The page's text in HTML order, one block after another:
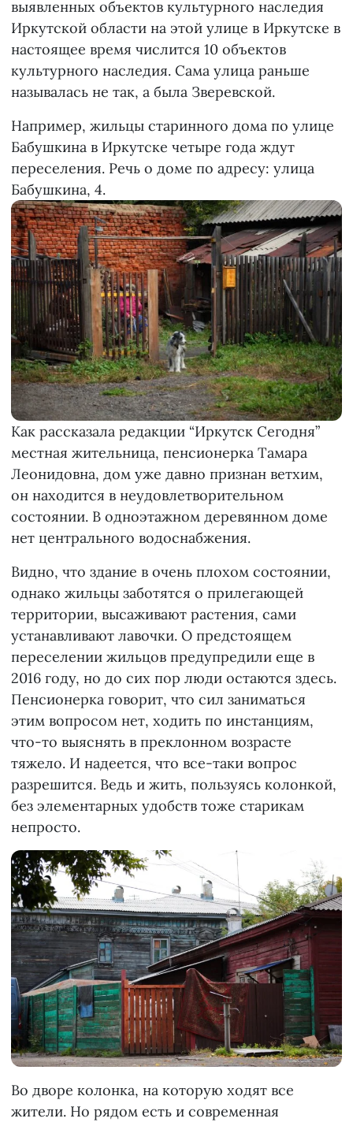
выявленных объектов культурного наследия
Иркутской области на этой улице в Иркутске в
настоящее время числится 10 объектов
культурного наследия. Сама улица раньше
называлась не так, а была Зверевской.
Например, жильцы старинного дома по улице
Бабушкина в Иркутске четыре года ждут
переселения. Речь о доме по адресу: улица
Бабушкина, 4.
Как рассказала редакции “Иркутск Сегодня”
местная жительница, пенсионерка Тамара
Леонидовна, дом уже давно признан ветхим,
он находится в неудовлетворительном
состоянии. В одноэтажном деревянном доме
нет центрального водоснабжения.
Видно, что здание в очень плохом состоянии,
однако жильцы заботятся о прилегающей
территории, высаживают растения, сами
устанавливают лавочки. О предстоящем
переселении жильцов предупредили еще в
2016 году, но до сих пор люди остаются здесь.
Пенсионерка говорит, что сил заниматься
этим вопросом нет, ходить по инстанциям,
что-то выяснять в преклонном возрасте
тяжело. И надеется, что все-таки вопрос
разрешится. Ведь и жить, пользуясь колонкой,
без элементарных удобств тоже старикам
непросто.
Во дворе колонка, на которую ходят все
жители. Но рядом есть и современная